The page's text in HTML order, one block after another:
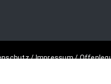
/Impressum/